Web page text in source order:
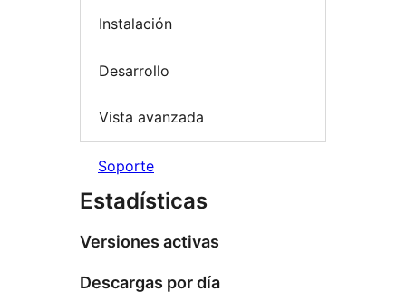
Instalación
Desarrollo
Vista avanzada
Soporte
Estadísticas
Versiones activas
Descargas por día